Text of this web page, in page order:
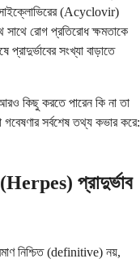
(Acyclovir)
সাথে রোগ প্রতিরোধ ক্ষমতাকে
সংখ্যা বাড়াতে
কিছু করতে পারেন কি না তা
সর্বশেষ তথ্য কভার করে:
প্রাদুর্ভাব
নিশ্চিত (definitive) নয়,